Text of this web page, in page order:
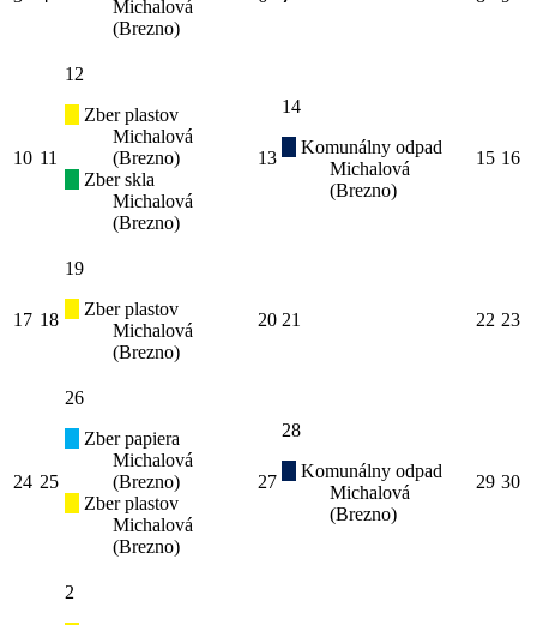
Michalová
(Brezno)
10 11
12
Zber plastov
Michalová
(Brezno)
Zber skla
Michalová
(Brezno)
13
14
Komunálny odpad
Michalová
(Brezno)
15 16
17 18
19
Zber plastov
Michalová
(Brezno)
20 21 22 23
24 25
26
Zber papiera
Michalová
(Brezno)
Zber plastov
Michalová
(Brezno)
27
28
Komunálny odpad
Michalová
(Brezno)
29 30
2